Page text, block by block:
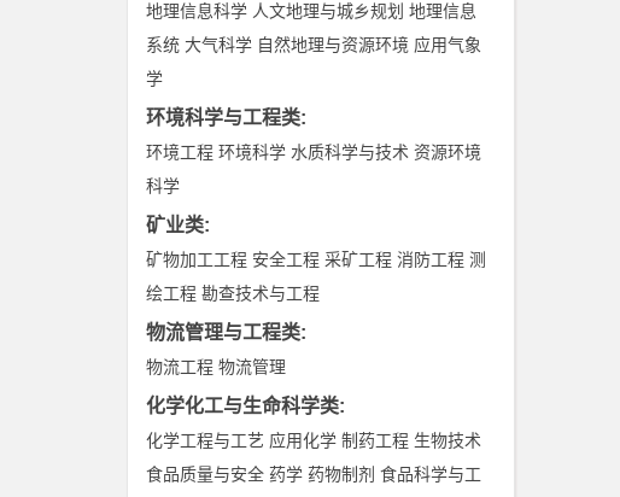
地理信息科学 人文地理与城乡规划 地理信息
系统 大气科学 自然地理与资源环境 应用气象
学
环境科学与工程类:
环境工程 环境科学 水质科学与技术 资源环境
科学
矿业类:
矿物加工工程 安全工程 采矿工程 消防工程 测
绘工程 勘查技术与工程
物流管理与工程类:
物流工程 物流管理
化学化工与生命科学类:
化学工程与工艺 应用化学 制药工程 生物技术
食品质量与安全 药学 药物制剂 食品科学与工